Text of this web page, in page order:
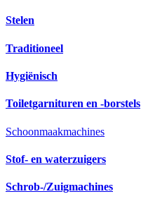
Stelen
Traditioneel
Hygiënisch
Toiletgarnituren en -borstels
Schoonmaakmachines
Stof- en waterzuigers
Schrob-/Zuigmachines